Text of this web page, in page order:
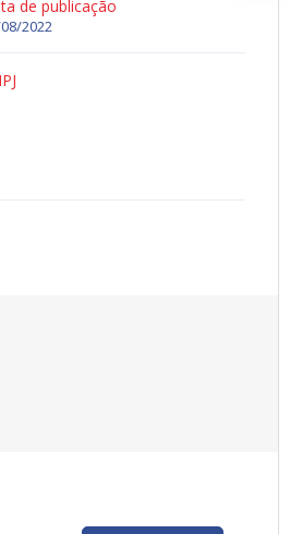
de publicação
2022